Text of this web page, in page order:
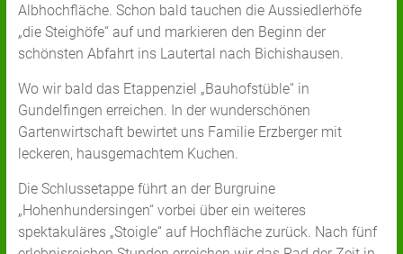
Albhochfläche. Schon bald tauchen die Aussiedlerhöfe
„die Steighöfe“ auf und markieren den Beginn der
schönsten Abfahrt ins Lautertal nach Bichishausen.
Wo wir bald das Etappenziel „Bauhofstüble“ in
Gundelfingen erreichen. In der wunderschönen
Gartenwirtschaft bewirtet uns Familie Erzberger mit
leckeren, hausgemachtem Kuchen.
Die Schlussetappe führt an der Burgruine
„Hohenhundersingen“ vorbei über ein weiteres
spektakuläres „Stoigle“ auf Hochfläche zurück. Nach fünf